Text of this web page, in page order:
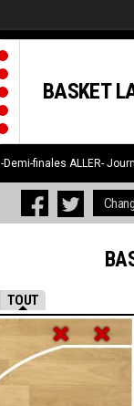
BASKET
-Demi-finales ALLER-
TOUT